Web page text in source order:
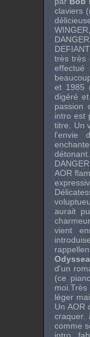
claviers
WINGER
DANGER
très très
effectué
et 1985
digéré
passion
intro est
titre. Un
l'envie
DANGER
AOR
aurait
vient
d'un
(ce
léger
Un AOR
craquer.
comme